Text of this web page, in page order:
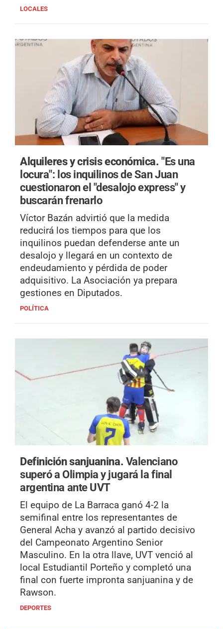
LOCALES
Alquileres y crisis económica."Es una
locura": los inquilinos de San Juan
cuestionaron el "desalojo express" y
buscarán frenarlo
Víctor Bazán advirtió que la medida
reducirá los tiempos para que los
inquilinos puedan defenderse ante un
desalojo y llegará en un contexto de
endeudamiento y pérdida de poder
adquisitivo. La Asociación ya prepara
gestiones en Diputados.
POLÍTICA
Definición sanjuanina. Valenciano
superó a Olimpia y jugará la final
argentina ante UVT
El equipo de La Barraca ganó 4-2 la
semifinal entre los representantes de
General Acha y avanzó al partido decisivo
del Campeonato Argentino Senior
Masculino. En la otra llave, UVT venció al
local Estudiantil Porteño y completó una
final con fuerte impronta sanjuanina y de
Rawson.
DEPORTES